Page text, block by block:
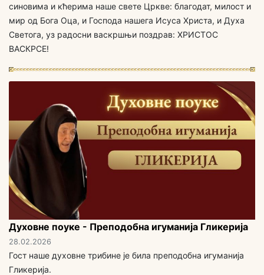
синовима и кћерима наше свете Цркве: благодат, милост и
мир од Бога Оца, и Господа нашега Исуса Христа, и Духа
Светога, уз радосни васкршњи поздрав: ХРИСТОС
ВАСКРСЕ!
Духовне поуке - Преподобна игуманија Гликерија
28.02.2026
Гост наше духовне трибине је била преподобна игуманија
Гликерија.